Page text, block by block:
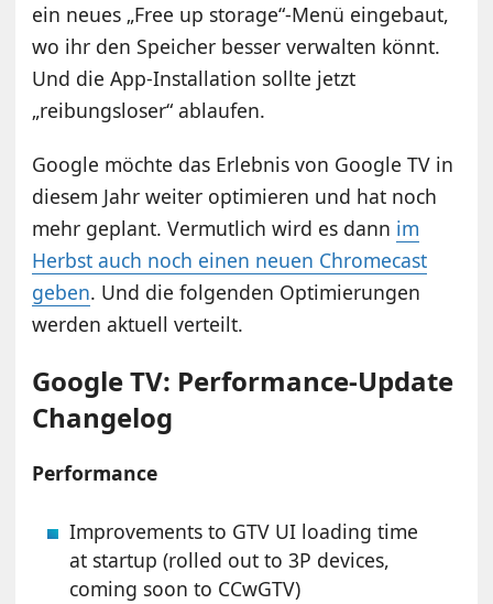
ein neues „Free up storage“-Menü eingebaut,
wo ihr den Speicher besser verwalten könnt.
Und die App-Installation sollte jetzt
„reibungsloser“ ablaufen.
Google möchte das Erlebnis von Google TV in
diesem Jahr weiter optimieren und hat noch
mehr geplant. Vermutlich wird es dann im
Herbst auch noch einen neuen Chromecast
geben. Und die folgenden Optimierungen
werden aktuell verteilt.
Google TV: Performance-Update
Changelog
Performance
Improvements to GTV UI loading time
at startup (rolled out to 3P devices,
coming soon to CCwGTV)